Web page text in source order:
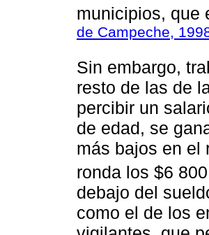
municipios, que
de Campeche,
Sin embargo,
resto de las de
percibir un
de edad, se
más bajos en el
ronda los $6
debajo del
como el de los